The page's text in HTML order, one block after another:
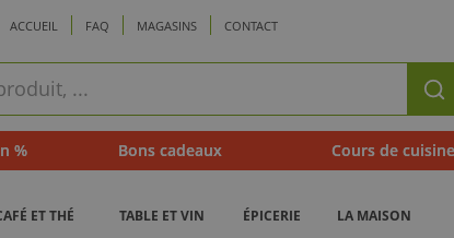
ACCUEIL FAQ MAGASINS CONTACT
% Bons cadeaux Cours de cuisine
ET THÉ TABLE ET VIN ÉPICERIE LA MAISON